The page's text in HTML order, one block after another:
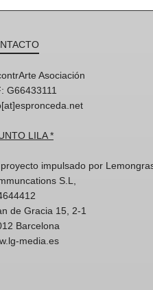
Asociación
G66433111
LILA *
impulsado por
S.L,
de Gracia 15, 2-1
Barcelona
media.es